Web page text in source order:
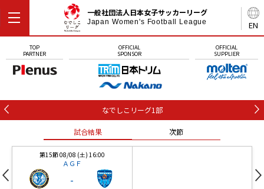
EN
一般社団法人日本女子サッカーリーグ
Japan Women's Football League
TOP
PARTNER
OFFICIAL
SPONSOR
OFFICIAL
SUPPLIER
なでしこリーグ1部
試合結果 次節
第15節 08/08 (土) 16:00
ＡＧＦ
-